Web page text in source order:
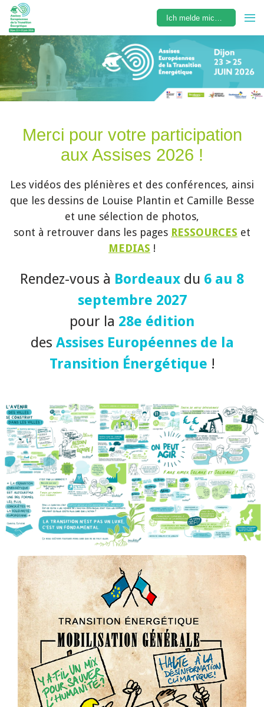
Merci pour votre participation
aux Assises 2026 !
Les vidéos des plénières et des conférences, ainsi
que les dessins de Louise Plantin et Camille Besse
et une sélection de photos,
sont à retrouver dans les pages RESSOURCES et
MEDIAS !
Rendez-vous à Bordeaux du 6 au 8
septembre 2027
pour la 28e édition
des Assises Européennes de la
Transition Énergétique !